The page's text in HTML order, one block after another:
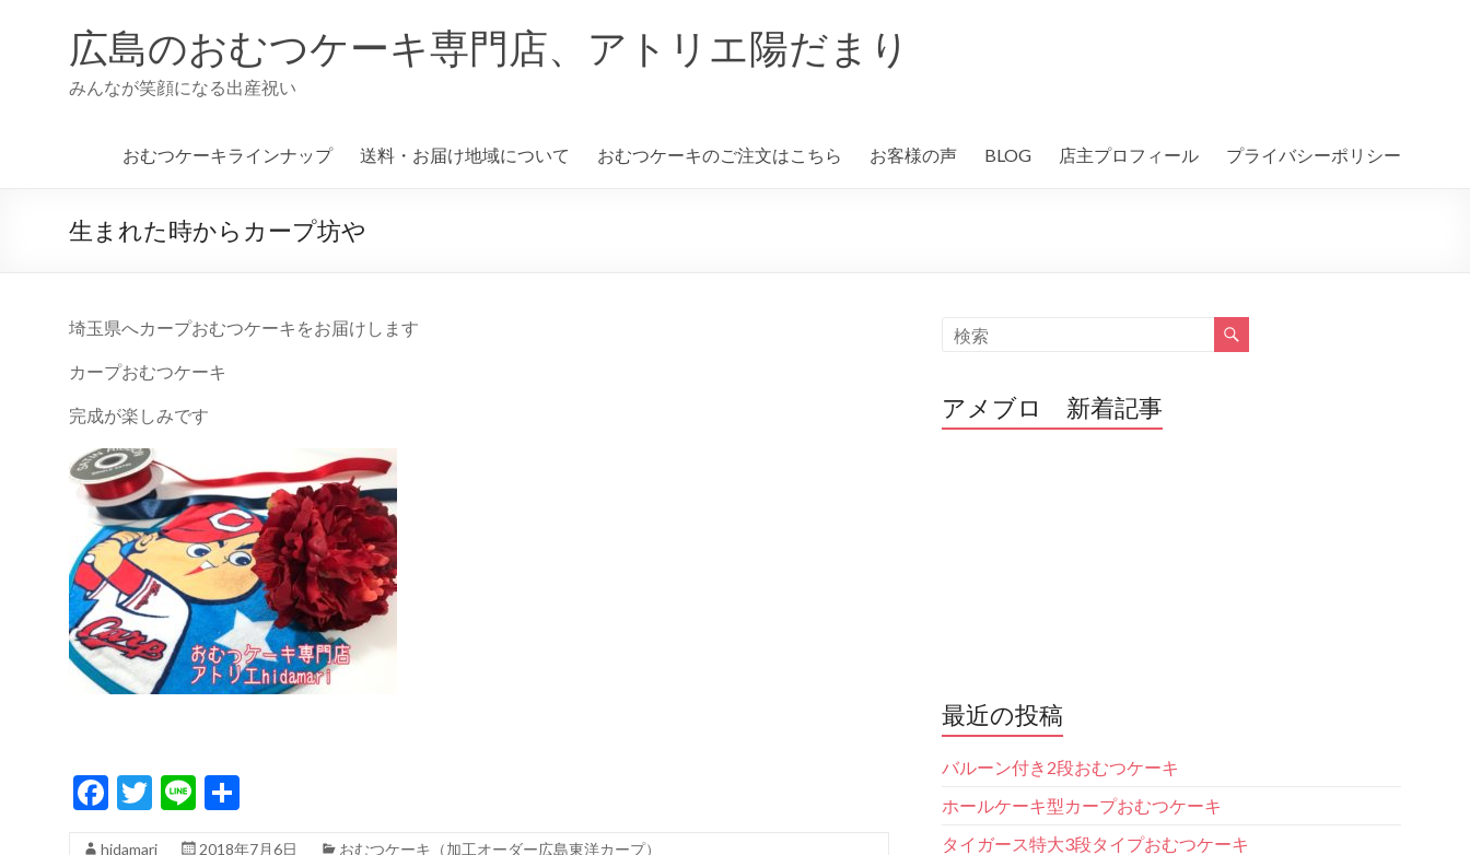
広島のおむつケーキ専門店、アトリエ陽だまり
みんなが笑顔になる出産祝い
おむつケーキラインナップ 送料・お届け地域について おむつケーキのご注文はこちら お客様の声 BLOG 店主プロフィール プライバシーポリシー
生まれた時からカープ坊や
埼玉県へカープおむつケーキをお届けします
カープおむつケーキ
完成が楽しみです
F
T
Li
hidamari 2018年7月6日 おむつケーキ（加工オーダー広島東洋カープ）
アメブロ 新着記事
最近の投稿
バルーン付き2段おむつケーキ
ホールケーキ型カープおむつケーキ
タイガース特大3段タイプおむつケーキ